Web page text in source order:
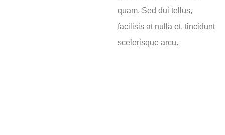
quam. Sed dui tellus,
facilisis at nulla et, tincidunt
scelerisque arcu.